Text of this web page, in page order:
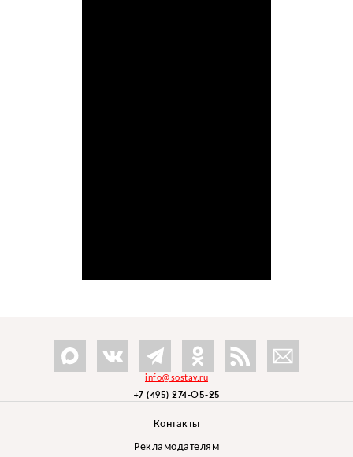
info@sostav.ru
+7 (495) 274-05-25
Контакты
Рекламодателям